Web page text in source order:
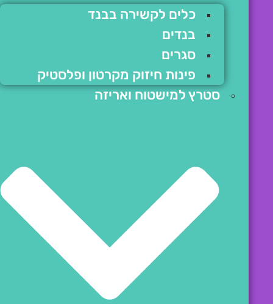
כלים לקשירה בבנד
בנדים
סגרים
פינות חיזוק מקרטון ופלסטיק
סטרץ למישטוח ואריזה